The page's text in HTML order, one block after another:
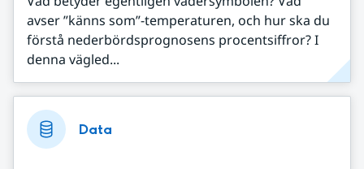
avser ”känns som”-temperaturen, och hur ska du
förstå nederbördsprognosens procentsiffror? I
denna vägled...
Data